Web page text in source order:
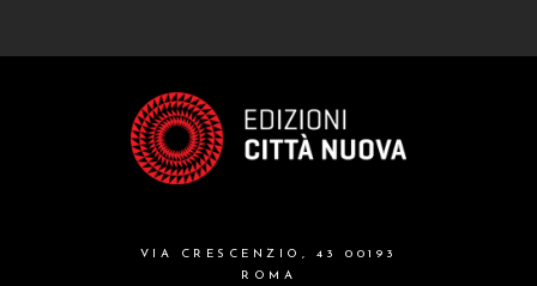
VIA CRESCENZIO, 43 00193
ROMA